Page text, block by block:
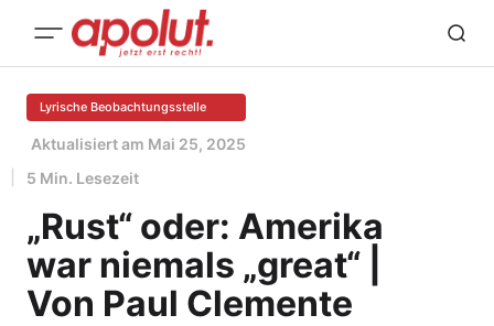
Lyrische Beobachtungsstelle
Aktualisiert am Mai 25, 2025
5 Min. Lesezeit
„Rust“ oder: Amerika
war niemals „great“ |
Von Paul Clemente